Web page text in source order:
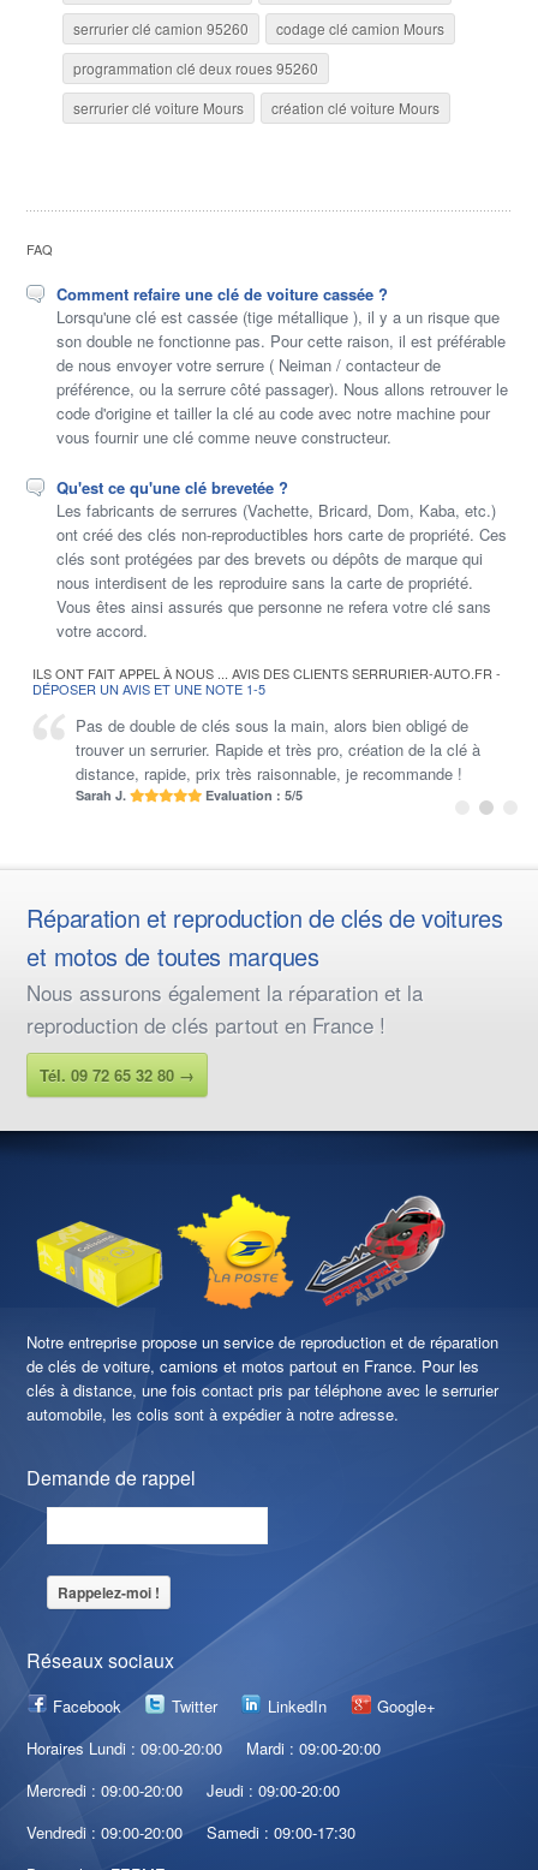
serrurier clé camion 95260
codage clé camion Mours
programmation clé deux roues 95260
serrurier clé voiture Mours
création clé voiture Mours
FAQ
Comment refaire une clé de voiture cassée ?
Lorsqu'une clé est cassée (tige métallique ), il y a un risque que
son double ne fonctionne pas. Pour cette raison, il est préférable
de nous envoyer votre serrure ( Neiman / contacteur de
préférence, ou la serrure côté passager). Nous allons retrouver le
code d'origine et tailler la clé au code avec notre machine pour
vous fournir une clé comme neuve constructeur.
Qu'est ce qu'une clé brevetée ?
Les fabricants de serrures (Vachette, Bricard, Dom, Kaba, etc.)
ont créé des clés non-reproductibles hors carte de propriété. Ces
clés sont protégées par des brevets ou dépôts de marque qui
nous interdisent de les reproduire sans la carte de propriété.
Vous êtes ainsi assurés que personne ne refera votre clé sans
votre accord.
ILS ONT FAIT APPEL À NOUS ... AVIS DES CLIENTS SERRURIER-AUTO.FR -
DÉPOSER UN AVIS ET UNE NOTE 1-5
Pas de double de clés sous la main, alors bien obligé de
trouver un serrurier. Rapide et très pro, création de la clé à
distance, rapide, prix très raisonnable, je recommande !
Sarah J. Evaluation : 5/5
Réparation et reproduction de clés de voitures
et motos de toutes marques
Nous assurons également la réparation et la
reproduction de clés partout en France !
Tél. 09 72 65 32 80 →
Notre entreprise propose un service de reproduction et de réparation
de clés de voiture, camions et motos partout en France. Pour les
clés à distance, une fois contact pris par téléphone avec le serrurier
automobile, les colis sont à expédier à notre adresse.
Demande de rappel
Réseaux sociaux
Facebook Twitter LinkedIn
Google+
Horaires Lundi : 09:00-20:00
Mardi : 09:00-20:00
Mercredi : 09:00-20:00
Jeudi : 09:00-20:00
Vendredi : 09:00-20:00
Samedi : 09:00-17:30